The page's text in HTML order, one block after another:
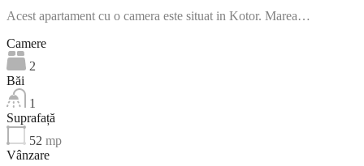
Acest apartament cu o camera este situat in Kotor. Marea…
Camere
2
Băi
1
Suprafață
52 mp
Vânzare